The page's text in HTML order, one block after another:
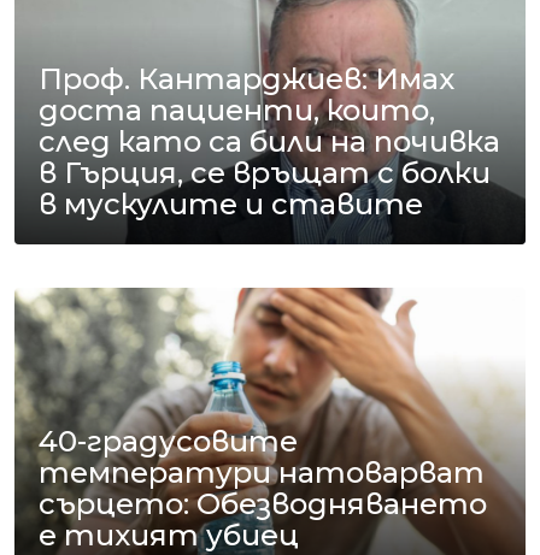
Проф. Кантарджиев: Имах
доста пациенти, които,
след като са били на почивка
в Гърция, се връщат с болки
в мускулите и ставите
40-градусовите
температури натоварват
сърцето: Обезводняването
е тихият убиец